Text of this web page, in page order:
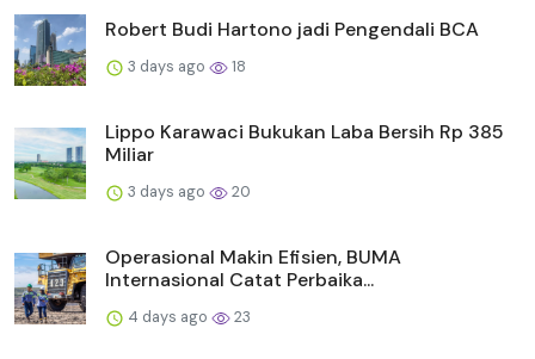
Robert Budi Hartono jadi Pengendali BCA
3 days ago 18
Lippo Karawaci Bukukan Laba Bersih Rp 385
Miliar
3 days ago 20
Operasional Makin Efisien, BUMA
Internasional Catat Perbaika...
4 days ago 23